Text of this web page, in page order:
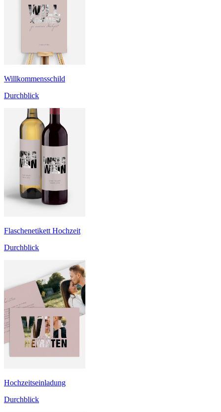
Willkommensschild
Durchblick
Flaschenetikett Hochzeit
Durchblick
Hochzeitseinladung
Durchblick